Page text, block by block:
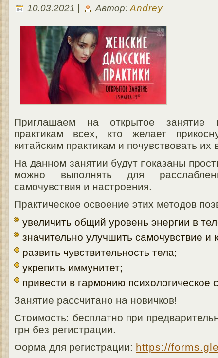
10.03.2021 | Автор: Andrey
Приглашаем на открытое занятие
практикам всех, кто желает
китайским практикам и почувствовать их
На данном занятии будут показаны
можно выполнять для
самочувствия и настроения.
Практическое освоение этих методов
увеличить общий уровень энергии в
значительно улучшить самочувствие и
развить чувствительность тела;
укрепить иммунитет;
привести в гармонию психологическое
Занятие рассчитано на новичков!
Стоимость: бесплатно при
грн без регистрации.
Форма для регистрации: https://